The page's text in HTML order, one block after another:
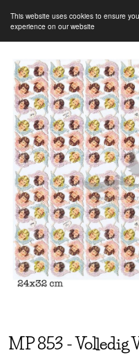
This website uses cookies to ensure
experience on our website
MP853 -Volledig